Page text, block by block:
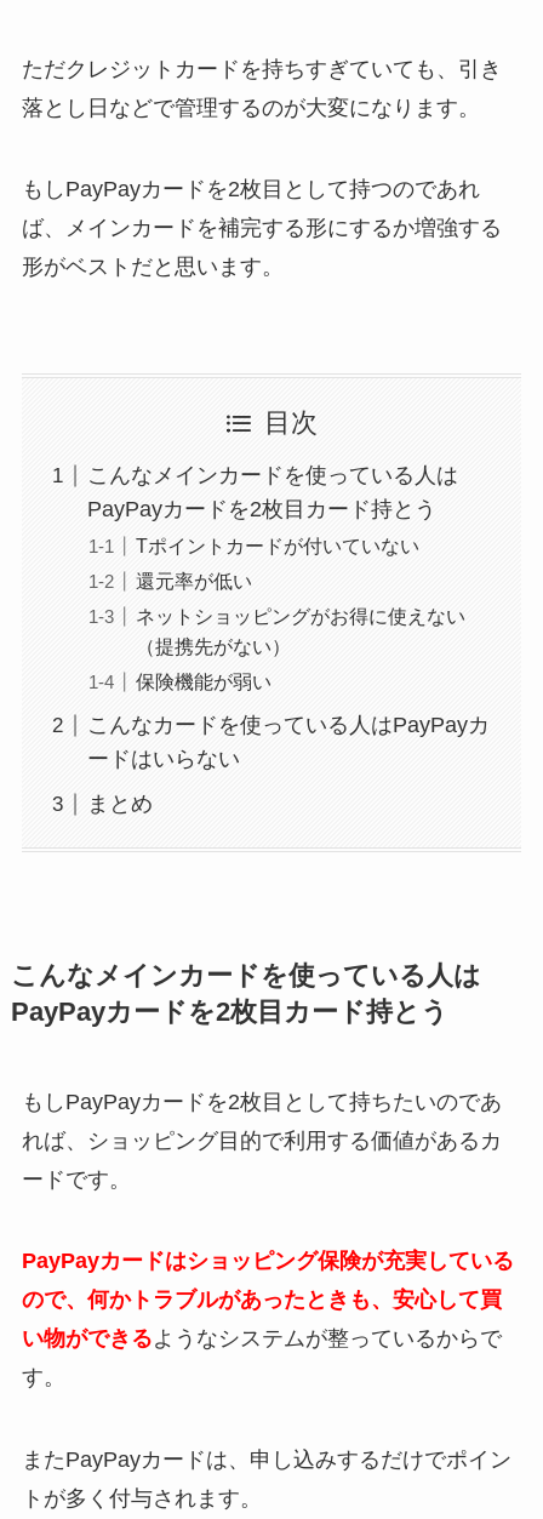
ただクレジットカードを持ちすぎていても、引き
落とし日などで管理するのが大変になります。
もしPayPayカードを2枚目として持つのであれ
ば、メインカードを補完する形にするか増強する
形がベストだと思います。
目次
こんなメインカードを使っている人は
PayPayカードを2枚目カード持とう
Tポイントカードが付いていない
還元率が低い
ネットショッピングがお得に使えない
（提携先がない）
保険機能が弱い
こんなカードを使っている人はPayPayカ
ードはいらない
まとめ
こんなメインカードを使っている人は
PayPayカードを2枚目カード持とう
もしPayPayカードを2枚目として持ちたいのであ
れば、ショッピング目的で利用する価値があるカ
ードです。
PayPayカードはショッピング保険が充実している
ので、何かトラブルがあったときも、安心して買
い物ができるようなシステムが整っているからで
す。
またPayPayカードは、申し込みするだけでポイン
トが多く付与されます。